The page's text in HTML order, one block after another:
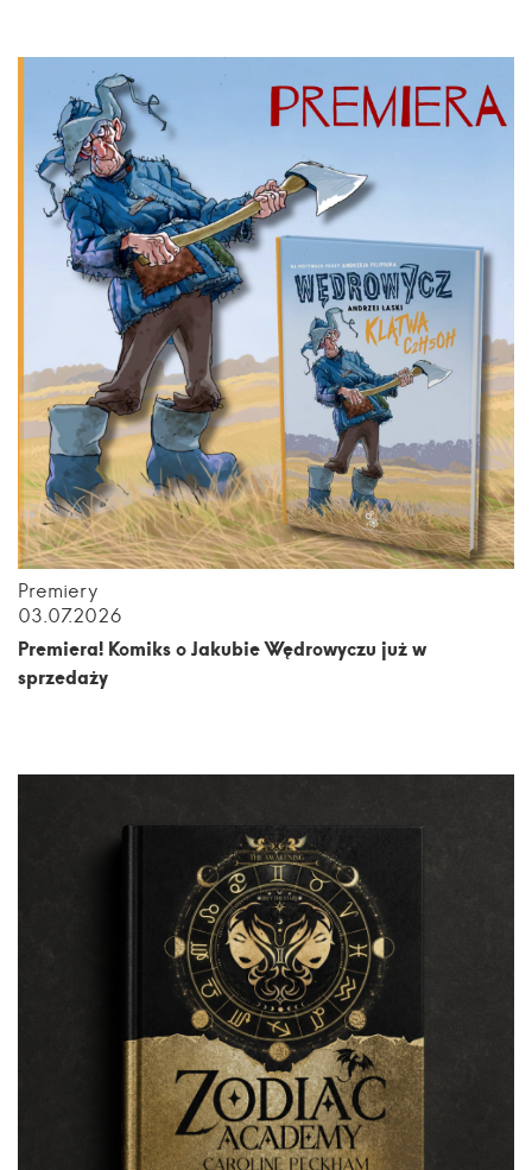
Premiery
03.07.2026
Premiera! Komiks o Jakubie Wędrowyczu już w
sprzedaży